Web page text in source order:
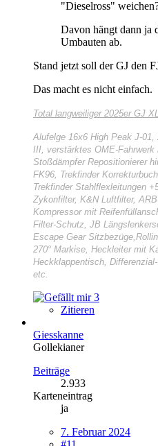
"Dieselross"
Davon hängt dann ja
Umbauten ab.
Stand jetzt soll der GJ den
Das macht es nicht einfach.
Total langweiliger 2025er GJ
Alufelge 16x6 High Peak J-
III, verstärktes OME-Fahrwerk
Stoßdämpfer Repositionierer
FK96, Trekfinder
Trekfinder Stahlflexleitungen
Zykonfilter, K&N Luftfilter,
Kompressor mit
Filter-Schutz, JB
Escape Gear
270° Markise, Heckleiter mit
Heckklappentisch,
etc.
3
Zitieren
Giesskanne
Gollekianer
Beiträge
2.933
Karteneintrag
ja
7. Februar 2024